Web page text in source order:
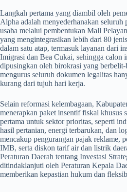
Langkah pertama yang diambil oleh
Alpha adalah menyederhanakan seluruh
usaha melalui pembentukan Mall
yang mengintegrasikan lebih dari 80
dalam satu atap, termasuk layanan dari
Imigrasi dan Bea Cukai, sehingga calon
dipusingkan oleh birokrasi yang berbelit-
mengurus seluruh dokumen legalitas
kurang dari tujuh hari kerja.
Selain reformasi kelembagaan,
menerapkan paket insentif fiskal khusus
pertama untuk sektor prioritas, seperti
hasil pertanian, energi terbarukan, dan
mencakup pengurangan pajak reklame,
IMB, serta diskon tarif air dan listrik
Peraturan Daerah tentang Investasi
ditindaklanjuti oleh Peraturan Kepala
memberikan kepastian hukum dan